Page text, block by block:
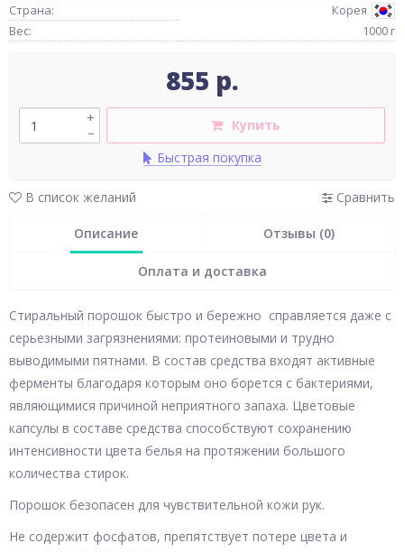
Страна:
Корея
Вес:
1000 г
855 р.
–
+
Купить
Быстрая покупка
В список желаний Сравнить
Описание Отзывы (0)
Оплата и доставка
Стиральный порошок быстро и бережно справляется даже с
серьезными загрязнениями: протеиновыми и трудно
выводимыми пятнами. В состав средства входят активные
ферменты благодаря которым оно борется с бактериями,
являющимися причиной неприятного запаха. Цветовые
капсулы в составе средства способствуют сохранению
интенсивности цвета белья на протяжении большого
количества стирок.
Порошок безопасен для чувствительной кожи рук.
Не содержит фосфатов, препятствует потере цвета и